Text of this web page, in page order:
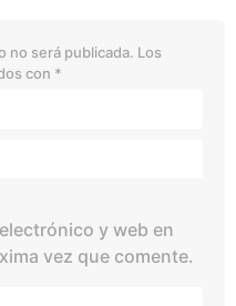
no será publicada. Los
con *
y web en
vez que comente.